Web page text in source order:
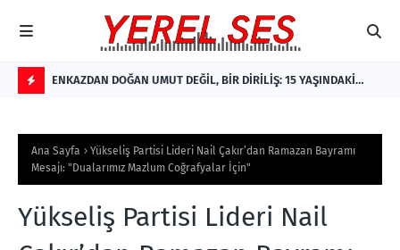
L
A
S
H
Yeni
ENKAZDAN DOĞAN UMUT DEĞİL, BİR DİRİLİŞ: 15 YAŞINDAKİ
HİKÂYESİ
Ana Sayfa
Yükseliş Partisi Lideri Nail Çakır’dan Ramazan Bayramı
Mesajı: "Dualarımız Mazlum Coğrafyalar İçin"
Yükseliş Partisi Lideri Nail